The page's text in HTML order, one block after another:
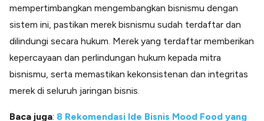
mempertimbangkan mengembangkan bisnismu dengan
sistem ini, pastikan merek bisnismu sudah terdaftar dan
dilindungi secara hukum. Merek yang terdaftar memberikan
kepercayaan dan perlindungan hukum kepada mitra
bisnismu, serta memastikan kekonsistenan dan integritas
merek di seluruh jaringan bisnis.
Baca juga: 8 Rekomendasi Ide Bisnis Mood Food yang